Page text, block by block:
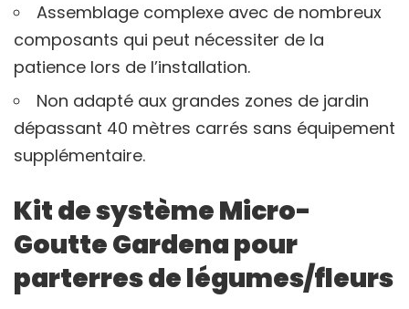
Assemblage complexe avec de nombreux
composants qui peut nécessiter de la
patience lors de l’installation.
Non adapté aux grandes zones de jardin
dépassant 40 mètres carrés sans équipement
supplémentaire.
Kit de système Micro-
Goutte Gardena pour
parterres de légumes/fleurs